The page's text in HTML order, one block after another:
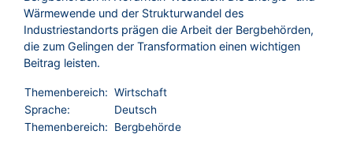
Wärmewende und der Strukturwandel des
Industriestandorts prägen die Arbeit der Bergbehörden,
die zum Gelingen der Transformation einen wichtigen
Beitrag leisten.
Themenbereich: Wirtschaft
Sprache:
Deutsch
Themenbereich:
Bergbehörde